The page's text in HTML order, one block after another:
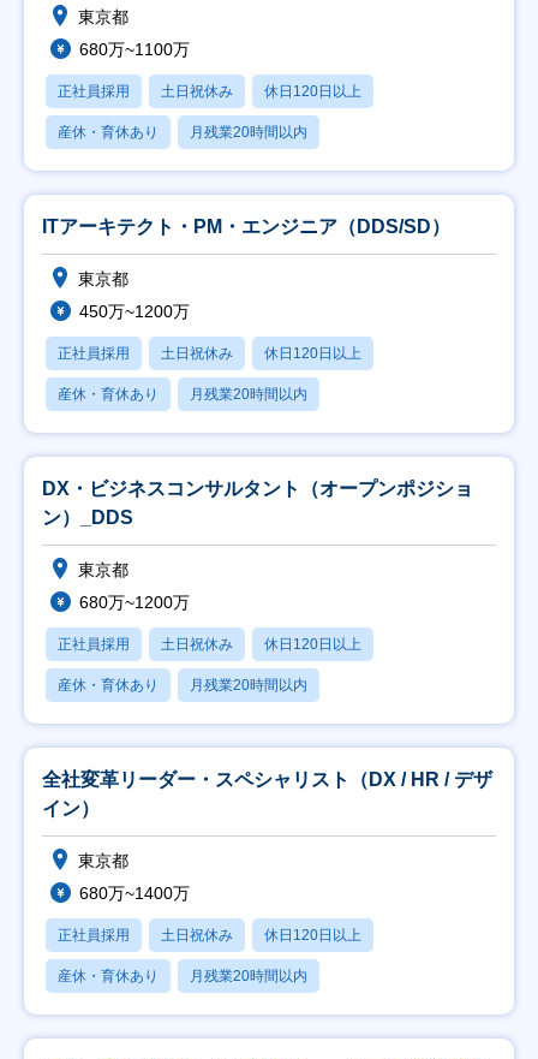
東京都
680万~1100万
正社員採用 土日祝休み 休日120日以上
産休・育休あり 月残業20時間以内
ITアーキテクト・PM・エンジニア（DDS/SD）
東京都
450万~1200万
正社員採用 土日祝休み 休日120日以上
産休・育休あり 月残業20時間以内
DX・ビジネスコンサルタント（オープンポジショ
ン）_DDS
東京都
680万~1200万
正社員採用 土日祝休み 休日120日以上
産休・育休あり 月残業20時間以内
全社変革リーダー・スペシャリスト（DX / HR / デザ
イン）
東京都
680万~1400万
正社員採用 土日祝休み 休日120日以上
産休・育休あり 月残業20時間以内